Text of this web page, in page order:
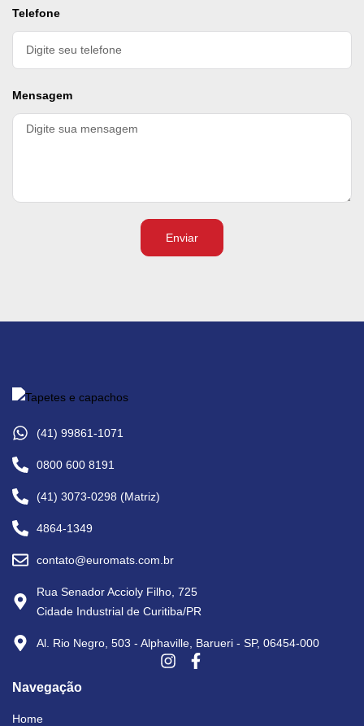
Telefone
Mensagem
Enviar
(41) 99861-1071
0800 600 8191
(41) 3073-0298 (Matriz)
4864-1349
contato@euromats.com.br
Rua Senador Accioly Filho, 725
Cidade Industrial de Curitiba/PR
Al. Rio Negro, 503 - Alphaville, Barueri - SP, 06454-000
Navegação
Home